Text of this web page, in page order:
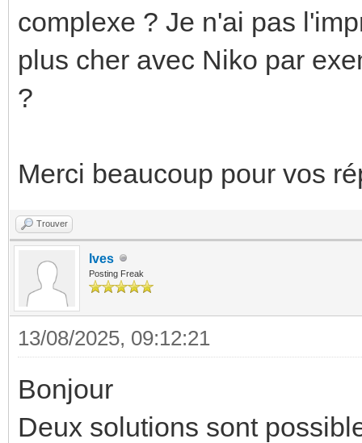
complexe ? Je n'ai pas
plus cher avec Niko par
?
Merci beaucoup pour vos
Trouver
Ives
Posting Freak
13/08/2025, 09:12:21
Bonjour
Deux solutions sont